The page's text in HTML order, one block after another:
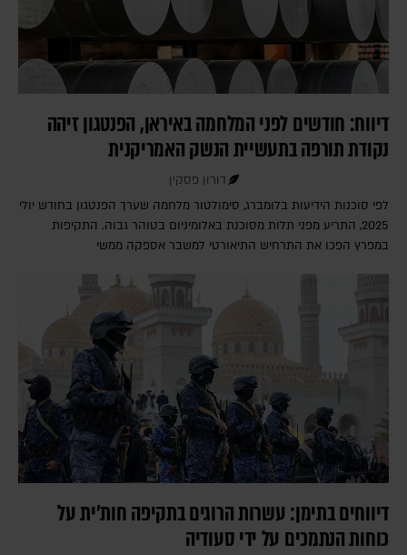
דיווח: חודשים לפני המלחמה באיראן, הפנטגון זיהה
נקודת תורפה בתעשיית הנשק האמריקנית
דורון פסקין
לפי סוכנות הידיעות בלומברג, סימולטור מלחמה שערך הפנטגון בחודש יולי
2025, התריע מפני תלות מסוכנת באלומיניום בטוהר גבוה. התקיפות
במפרץ הפכו את התרחיש התיאורטי למשבר אספקה ממשי
דיווחים בתימן: עשרות הרוגים בתקיפה חות'ית על
כוחות הנתמכים על ידי סעודיה